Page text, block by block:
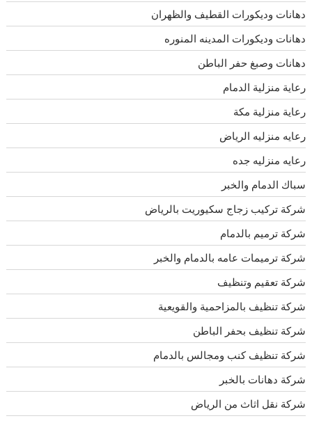
دهانات وديكورات القطيف والظهران
دهانات وديكورات المدينه المنوره
دهانات وصبغ حفر الباطن
رعاية منزلية الدمام
رعاية منزلية مكة
رعايه منزليه الرياض
رعايه منزليه جده
سباك الدمام والخبر
شركة تركيب زجاج سكيوريت بالرياض
شركة ترميم بالدمام
شركة ترميمات عامه بالدمام والخبر
شركة تعقيم وتنظيف
شركة تنظيف بالمزاحمية والقويعية
شركة تنظيف بحفر الباطن
شركة تنظيف كنب ومجالس بالدمام
شركة دهانات بالخبر
شركة نقل اثاث من الرياض